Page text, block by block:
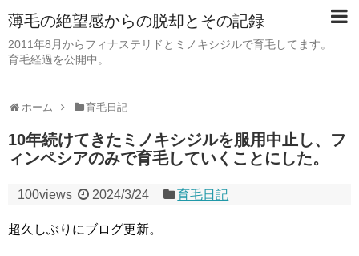
薄毛の絶望感からの脱却とその記録
2011年8月からフィナステリドとミノキシジルで育毛してます。
育毛経過を公開中。
ホーム 育毛日記
10年続けてきたミノキシジルを服用中止し、フ
ィンペシアのみで育毛していくことにした。
100views 2024/3/24 育毛日記
超久しぶりにブログ更新。